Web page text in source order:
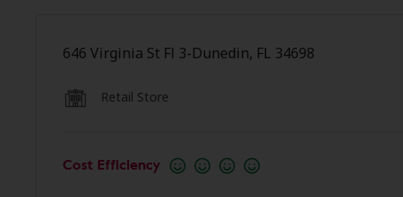
646 Virginia St Fl 3-Dunedin, FL 34698
Retail Store
Cost Efficiency